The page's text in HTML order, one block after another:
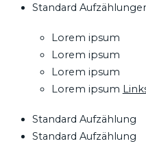
Standard
Lorem ipsum
Lorem ipsum
Lorem ipsum
Lorem ipsum
Standard Aufzählung
Standard Aufzählung